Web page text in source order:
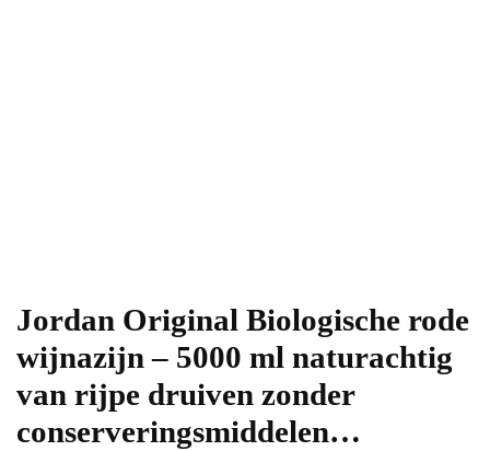
Jordan Original Biologische rode
wijnazijn – 5000 ml naturachtig
van rijpe druiven zonder
conserveringsmiddelen…